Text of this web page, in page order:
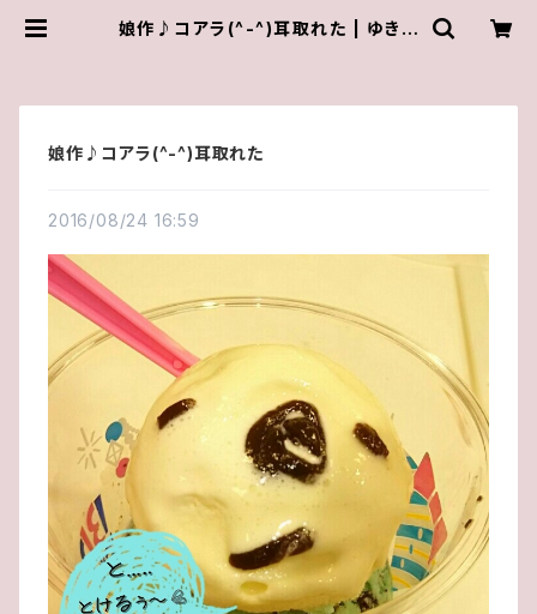
娘作♪コアラ(^-^)耳取れた | ゆきん
娘作♪コアラ(^-^)耳取れた
2016/08/24 16:59